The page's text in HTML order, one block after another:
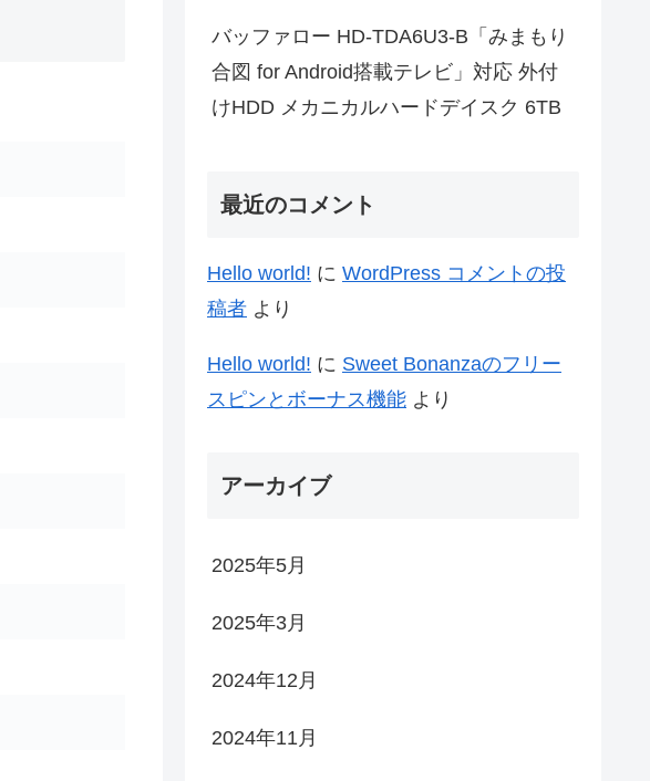
バッファロー HD-TDA6U3-B「みまもり
合図 for Android搭載テレビ」対応 外付
けHDD メカニカルハードデイスク 6TB
最近のコメント
Hello world! に WordPress コメントの投
稿者 より
Hello world! に Sweet Bonanzaのフリー
スピンとボーナス機能 より
アーカイブ
2025年5月
2025年3月
2024年12月
2024年11月